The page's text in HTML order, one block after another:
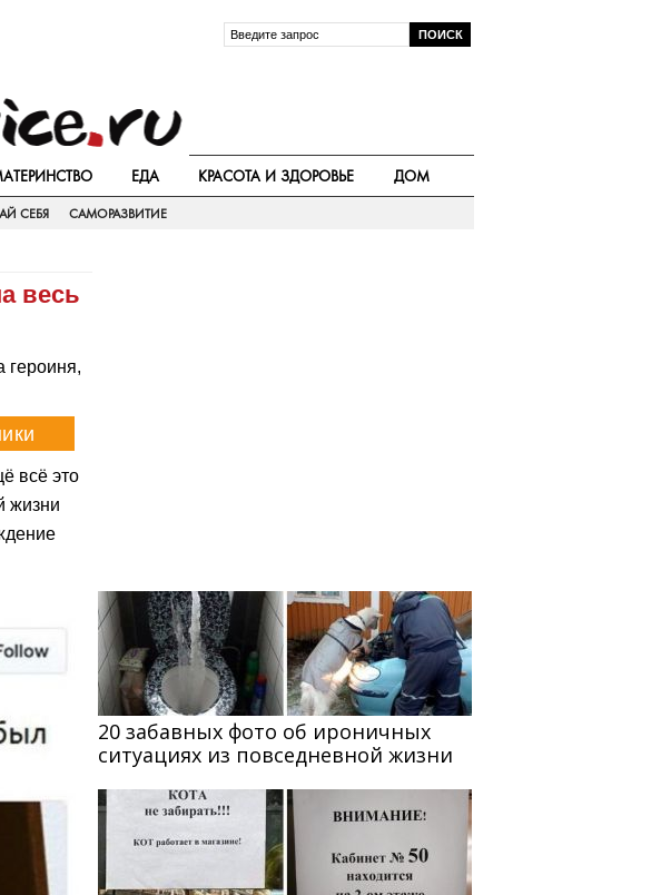
ЕДА КРАСОТА И ЗДОРОВЬЕ ДОМ
СЕБЯ САМОРАЗВИТИЕ
весь
героиня,
всё это
жизни
20 забавных фото об ироничных
ситуациях из повседневной жизни